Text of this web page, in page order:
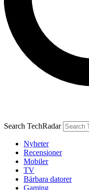
Search TechRadar
Nyheter
Recensioner
Mobiler
TV
Bärbara datorer
Gaming